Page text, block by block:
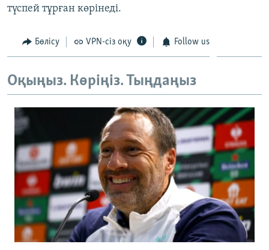
Басқа тілдерде
түспей тұрған көрінеді.
Бөлісу VPN-сіз оқу Follow us
Оқыңыз. Көріңіз. Тыңдаңыз